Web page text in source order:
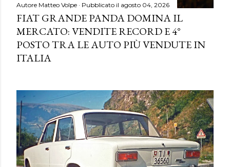
Autore Matteo Volpe Pubblicato il agosto 04, 2026
FIAT GRANDE PANDA DOMINA IL
MERCATO: VENDITE RECORD E 4°
POSTO TRA LE AUTO PIÙ VENDUTE IN
ITALIA